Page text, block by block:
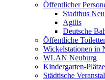
Öffentlicher
Stadtbus
Agilis
Deutsche
Öffentliche
Wickelstationen in
WLAN Neuburg
Kindergarten-Plätze
Städtische